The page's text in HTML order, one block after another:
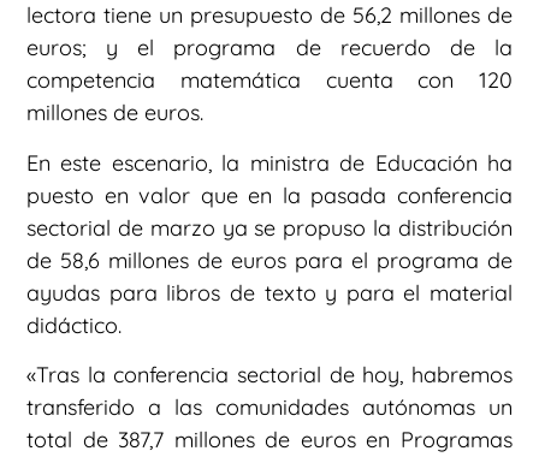
lectora tiene un presupuesto de 56,2 millones de
euros; y el programa de recuerdo de la
competencia matemática cuenta con 120
millones de euros.
En este escenario, la ministra de Educación ha
puesto en valor que en la pasada conferencia
sectorial de marzo ya se propuso la distribución
de 58,6 millones de euros para el programa de
ayudas para libros de texto y para el material
didáctico.
«Tras la conferencia sectorial de hoy, habremos
transferido a las comunidades autónomas un
total de 387,7 millones de euros en Programas